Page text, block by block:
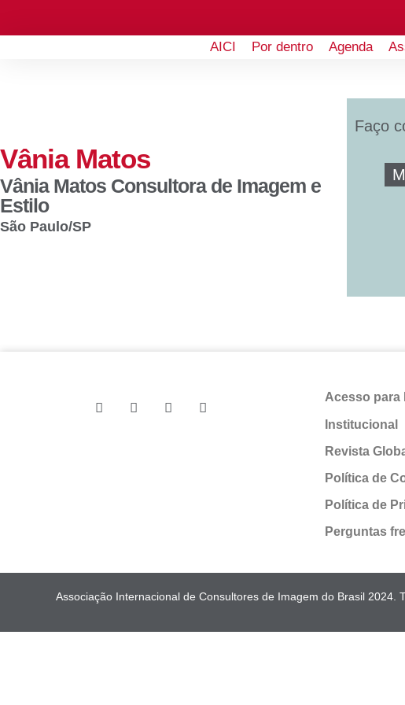
AICI Por dentro Agenda
Vânia Matos
Vânia Matos Consultora de Imagem e
Estilo
São Paulo/SP
Faço
Acesso para
Institucional
Revista
Política de
Política de
Perguntas
Associação Internacional de Consultores de Imagem do Brasil 2024.